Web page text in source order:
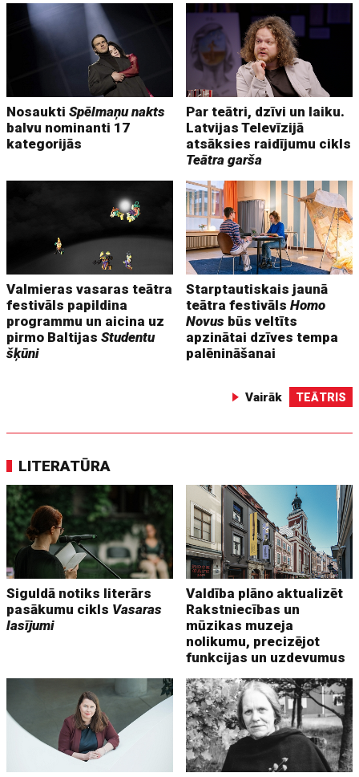
NosauktiSpēlmaņu nakts
balvu nominanti 17
kategorijās
Par teātri, dzīvi un laiku.
Latvijas Televīzijā
atsāksies raidījumu cikls
Teātra garša
Valmieras vasaras teātra
festivāls papildina
programmu un aicina uz
pirmo BaltijasStudentu
šķūni
Starptautiskais jaunā
teātra festivālsHomo
Novus būs veltīts
apzinātai dzīves tempa
palēnināšanai
Vairāk TEĀTRIS
LITERATŪRA
Siguldā notiks literārs
pasākumu cikls Vasaras
lasījumi
Valdība plāno aktualizēt
Rakstniecības un
mūzikas muzeja
nolikumu, precizējot
funkcijas un uzdevumus